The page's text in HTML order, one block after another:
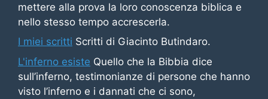
mettere alla prova la loro conoscenza biblica e
nello stesso tempo accrescerla.
I miei scritti Scritti di Giacinto Butindaro.
L'inferno esiste Quello che la Bibbia dice
sull’inferno, testimonianze di persone che hanno
visto l’inferno e i dannati che ci sono,